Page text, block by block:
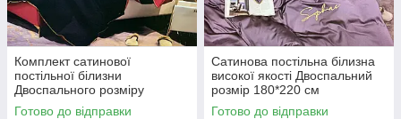
Комплект сатинової
постільної білизни
Двоспального розміру
високої якості
Готово до відправки
Сатинова постільна білизна
високої якості Двоспальний
розмір 180*220 см
Готово до відправки